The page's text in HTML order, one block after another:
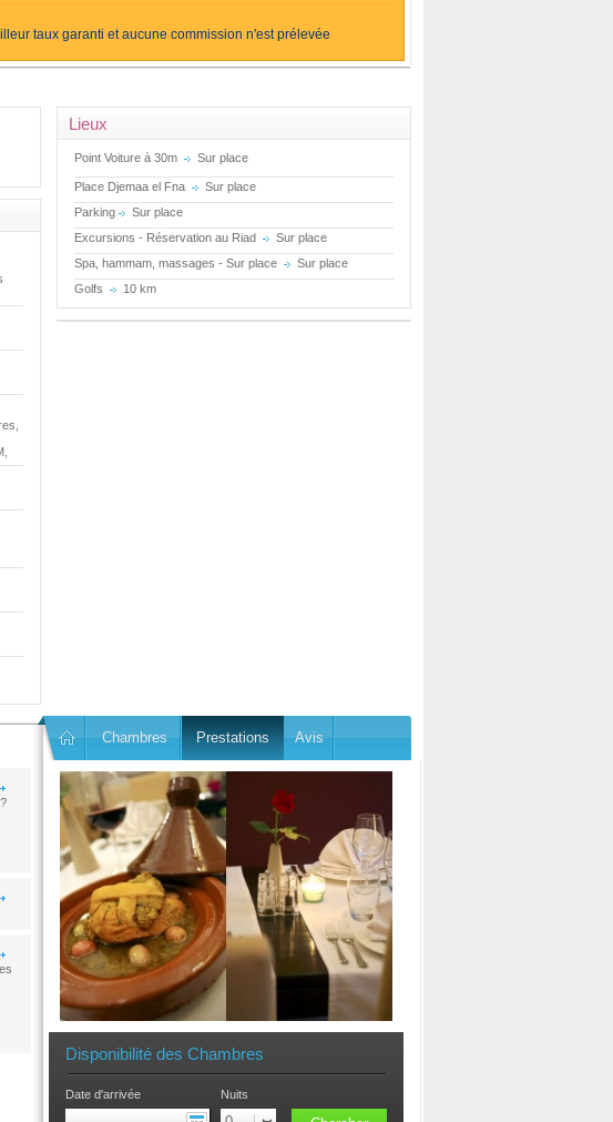
taux garanti et aucune commission n'est prélevée
Lieux
Point Voiture à 30m Sur place
Place Djemaa el Fna
Sur place
Parking
Sur place
Excursions - Réservation au Riad
Sur place
Spa, hammam, massages - Sur place
Sur place
Golfs
10 km
Chambres Prestations Avis
Disponibilité des Chambres
Date d'arrivée Nuits